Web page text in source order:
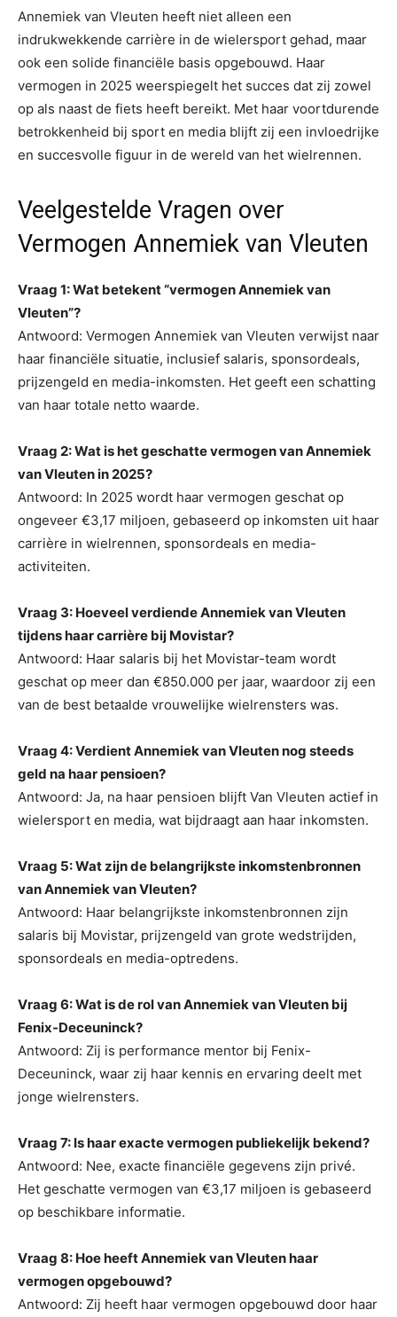
Annemiek van Vleuten heeft niet alleen een
indrukwekkende carrière in de wielersport gehad, maar
ook een solide financiële basis opgebouwd. Haar
vermogen in 2025 weerspiegelt het succes dat zij zowel
op als naast de fiets heeft bereikt. Met haar voortdurende
betrokkenheid bij sport en media blijft zij een invloedrijke
en succesvolle figuur in de wereld van het wielrennen.
Veelgestelde Vragen over
Vermogen Annemiek van Vleuten
Vraag 1: Wat betekent “vermogen Annemiek van
Vleuten”?
Antwoord: Vermogen Annemiek van Vleuten verwijst naar
haar financiële situatie, inclusief salaris, sponsordeals,
prijzengeld en media-inkomsten. Het geeft een schatting
van haar totale netto waarde.
Vraag 2: Wat is het geschatte vermogen van Annemiek
van Vleuten in 2025?
Antwoord: In 2025 wordt haar vermogen geschat op
ongeveer €3,17 miljoen, gebaseerd op inkomsten uit haar
carrière in wielrennen, sponsordeals en media-
activiteiten.
Vraag 3: Hoeveel verdiende Annemiek van Vleuten
tijdens haar carrière bij Movistar?
Antwoord: Haar salaris bij het Movistar-team wordt
geschat op meer dan €850.000 per jaar, waardoor zij een
van de best betaalde vrouwelijke wielrensters was.
Vraag 4: Verdient Annemiek van Vleuten nog steeds
geld na haar pensioen?
Antwoord: Ja, na haar pensioen blijft Van Vleuten actief in
wielersport en media, wat bijdraagt aan haar inkomsten.
Vraag 5: Wat zijn de belangrijkste inkomstenbronnen
van Annemiek van Vleuten?
Antwoord: Haar belangrijkste inkomstenbronnen zijn
salaris bij Movistar, prijzengeld van grote wedstrijden,
sponsordeals en media-optredens.
Vraag 6: Wat is de rol van Annemiek van Vleuten bij
Fenix-Deceuninck?
Antwoord: Zij is performance mentor bij Fenix-
Deceuninck, waar zij haar kennis en ervaring deelt met
jonge wielrensters.
Vraag 7: Is haar exacte vermogen publiekelijk bekend?
Antwoord: Nee, exacte financiële gegevens zijn privé.
Het geschatte vermogen van €3,17 miljoen is gebaseerd
op beschikbare informatie.
Vraag 8: Hoe heeft Annemiek van Vleuten haar
vermogen opgebouwd?
Antwoord: Zij heeft haar vermogen opgebouwd door haar